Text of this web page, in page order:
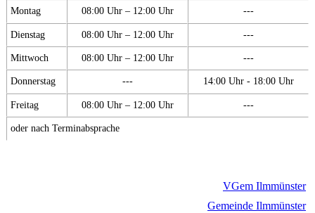
Montag 08:00 Uhr – 12:00 Uhr ---
Dienstag 08:00 Uhr – 12:00 Uhr ---
Mittwoch 08:00 Uhr – 12:00 Uhr ---
Donnerstag --- 14:00 Uhr - 18:00 Uhr
Freitag 08:00 Uhr – 12:00 Uhr ---
oder nach Terminabsprache
VGem Ilmmünster
Gemeinde Ilmmünster